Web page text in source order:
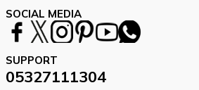
SOCIAL MEDIA
SUPPORT
05327111304